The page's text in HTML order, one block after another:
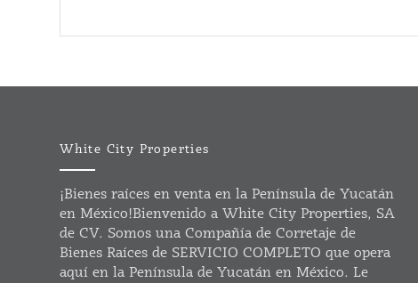
White City Properties
¡Bienes raíces en venta en la Península de Yucatán
en México!Bienvenido a White City Properties, SA
de CV. Somos una Compañía de Corretaje de
Bienes Raíces de SERVICIO COMPLETO que opera
aquí en la Península de Yucatán en México. Le